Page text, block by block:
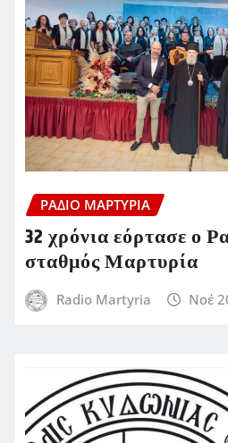
ΡΆΔΙΟ ΜΑΡΤΥΡΊΑ
32 χρόνια εόρτασε ο
σταθμός Μαρτυρία
Radio Martyria Νοέ